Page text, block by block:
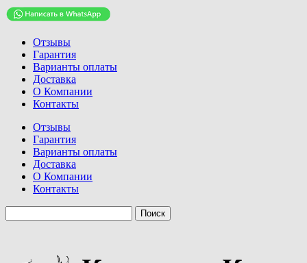
Отзывы
Гарантия
Варианты оплаты
Доставка
О Компании
Контакты
Отзывы
Гарантия
Варианты оплаты
Доставка
О Компании
Контакты